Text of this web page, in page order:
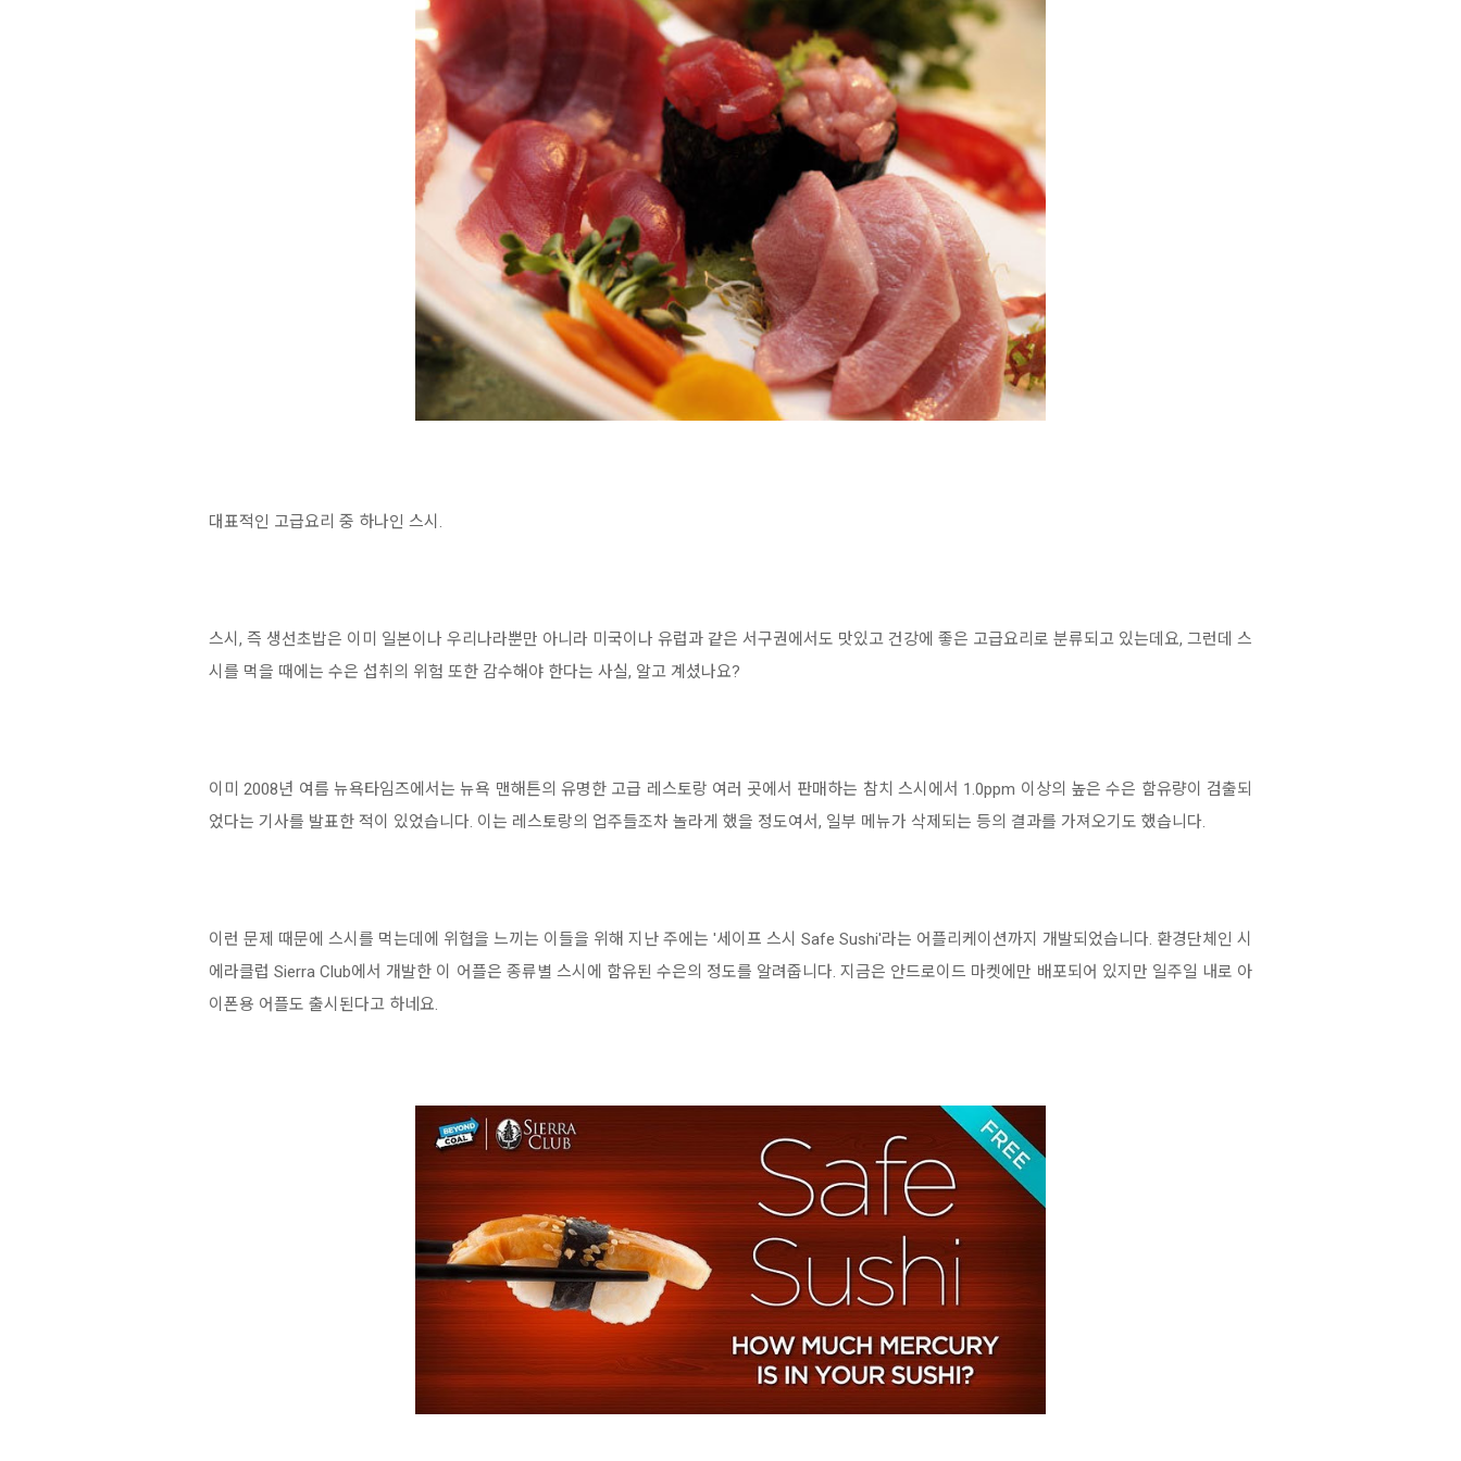
대표적인 고급요리 중 하나인 스시.
스시, 즉 생선초밥은 이미 일본이나 우리나라뿐만 아니라 미국이나 유럽과 같은 서구권에서도 맛있고 건강에 좋은 고급요리로 분류되고 있는데요, 그런데 스
시를 먹을 때에는 수은 섭취의 위험 또한 감수해야 한다는 사실, 알고 계셨나요?
이미 2008년 여름 뉴욕타임즈에서는 뉴욕 맨해튼의 유명한 고급 레스토랑 여러 곳에서 판매하는 참치 스시에서 1.0ppm 이상의 높은 수은 함유량이 검출되
었다는 기사를 발표한 적이 있었습니다. 이는 레스토랑의 업주들조차 놀라게 했을 정도여서, 일부 메뉴가 삭제되는 등의 결과를 가져오기도 했습니다.
이런 문제 때문에 스시를 먹는데에 위협을 느끼는 이들을 위해 지난 주에는 '세이프 스시 Safe Sushi'라는 어플리케이션까지 개발되었습니다. 환경단체인 시
에라클럽 Sierra Club에서 개발한 이 어플은 종류별 스시에 함유된 수은의 정도를 알려줍니다. 지금은 안드로이드 마켓에만 배포되어 있지만 일주일 내로 아
이폰용 어플도 출시된다고 하네요.